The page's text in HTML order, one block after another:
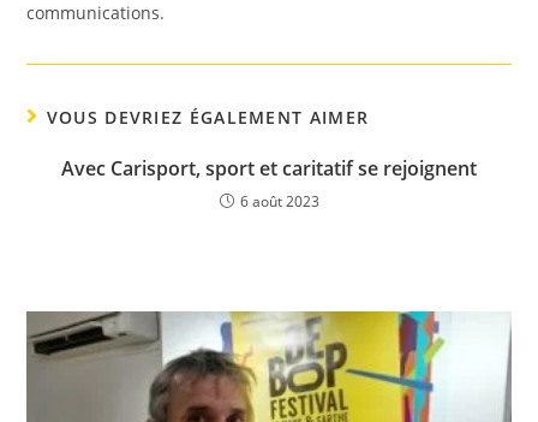
communications.
VOUS DEVRIEZ ÉGALEMENT AIMER
Avec Carisport, sport et caritatif se rejoignent
6 août 2023